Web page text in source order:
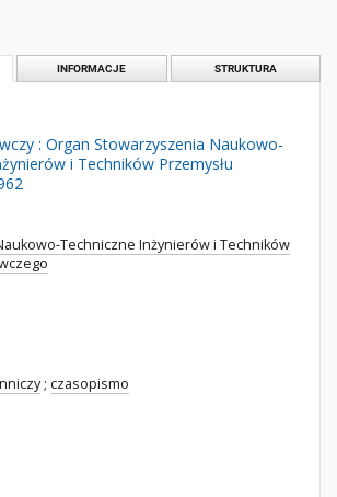
INFORMACJE STRUKTURA
: Organ Stowarzyszenia Naukowo-
i Techników Przemysłu
Techniczne Inżynierów i Techników
; czasopismo